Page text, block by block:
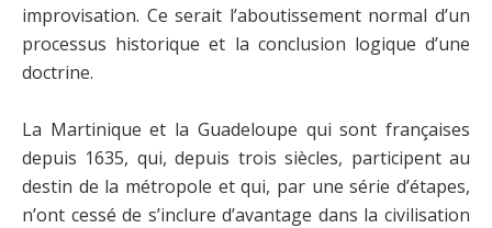
improvisation. Ce serait l’aboutissement normal d’un
processus historique et la conclusion logique d’une
doctrine.
La Martinique et la Guadeloupe qui sont françaises
depuis 1635, qui, depuis trois siècles, participent au
destin de la métropole et qui, par une série d’étapes,
n’ont cessé de s’inclure d’avantage dans la civilisation